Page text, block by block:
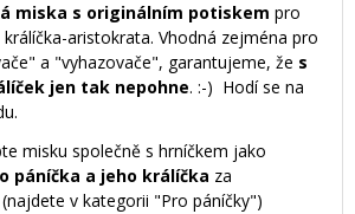
miska s originálním potiskem pro
aristokrata. Vhodná zejména pro
a "vyhazovače", garantujeme, že s
jen tak nepohne. :-) Hodí se na
misku společně s hrníčkem jako
páníčka a jeho králíčka za
v kategorii "Pro páníčky")